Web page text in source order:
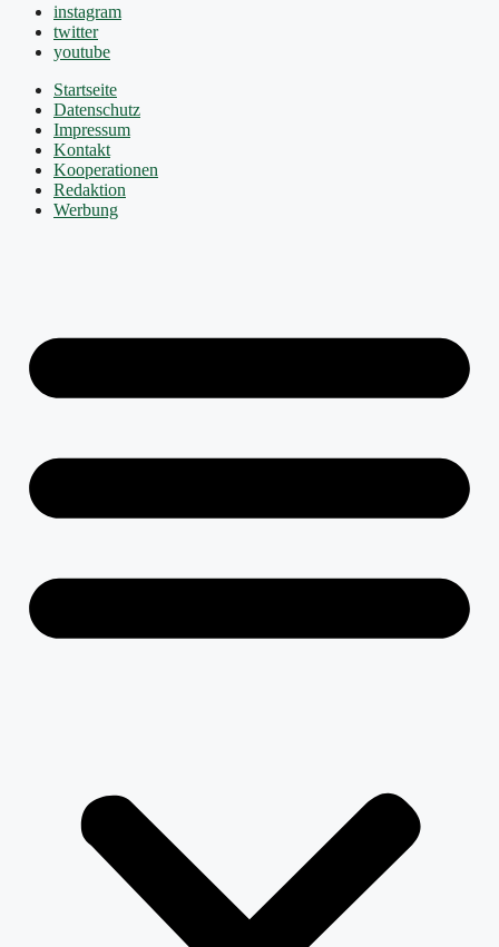
instagram
twitter
youtube
Startseite
Datenschutz
Impressum
Kontakt
Kooperationen
Redaktion
Werbung